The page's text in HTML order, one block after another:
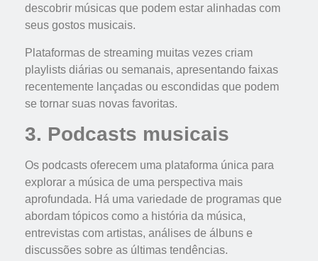
descobrir músicas que podem estar alinhadas com
seus gostos musicais.
Plataformas de streaming muitas vezes criam
playlists diárias ou semanais, apresentando faixas
recentemente lançadas ou escondidas que podem
se tornar suas novas favoritas.
3. Podcasts musicais
Os podcasts oferecem uma plataforma única para
explorar a música de uma perspectiva mais
aprofundada. Há uma variedade de programas que
abordam tópicos como a história da música,
entrevistas com artistas, análises de álbuns e
discussões sobre as últimas tendências.